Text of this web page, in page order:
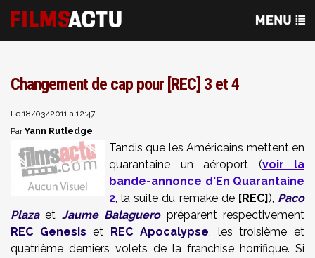
Changement de cap pour [REC] 3 et 4
Le 18/03/2011 à 12:47
ParYann Rutledge
Tandis que les Américains mettent en
quarantaine un aéroport (voir la
bande-annonce d'En Quarantaine
2, la suite du remake de [REC]), Paco
Plazaet Jaume Balagueropréparent respectivement
REC Genesis et REC Apocalypse, les troisième et
quatrième derniers volets de la franchise horrifique. Si